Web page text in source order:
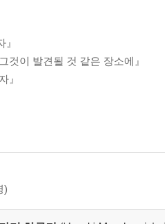
것이 발견될 것 같은 장소에』
』
)